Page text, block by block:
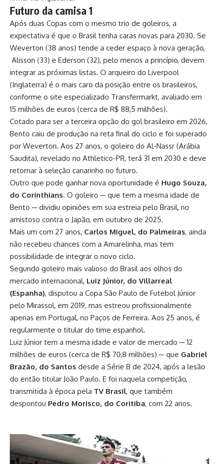
Futuro da camisa 1
Após duas Copas com o mesmo trio de goleiros, a
expectativa é que o Brasil tenha caras novas para 2030. Se
Weverton (38 anos) tende a ceder espaço à nova geração,
Alisson (33) e Ederson (32), pelo menos a princípio, devem
integrar as próximas listas. O arqueiro do Liverpool
(Inglaterra) é o mais caro da posição entre os brasileiros,
conforme o site especializado Transfermarkt, avaliado em
15 milhões de euros (cerca de R$ 88,5 milhões).
Cotado para ser a terceira opção do gol brasileiro em 2026,
Bento caiu de produção na reta final do ciclo e foi superado
por Weverton. Aos 27 anos, o goleiro do Al-Nassr (Arábia
Saudita), revelado no Athletico-PR, terá 31 em 2030 e deve
retornar à seleção canarinho no futuro.
Outro que pode ganhar nova oportunidade é Hugo Souza,
do Corinthians. O goleiro ─ que tem a mesma idade de
Bento ─ dividiu opiniões em sua estreia pelo Brasil, no
amistoso contra o Japão, em outubro de 2025.
Mais um com 27 anos, Carlos Miguel, do Palmeiras, ainda
não recebeu chances com a Amarelinha, mas tem
possibilidade de integrar o novo ciclo.
Segundo goleiro mais valioso do Brasil aos olhos do
mercado internacional, Luiz Júnior, do Villarreal
(Espanha), disputou a Copa São Paulo de Futebol Júnior
pelo Mirassol, em 2019, mas estreou profissionalmente
apenas em Portugal, no Paços de Ferreira. Aos 25 anos, é
regularmente o titular do time espanhol.
Luiz Júnior tem a mesma idade e valor de mercado ─ 12
milhões de euros (cerca de R$ 70,8 milhões) ─ que Gabriel
Brazão, do Santos desde a Série B de 2024, após a lesão
do então titular João Paulo. E foi naquela competição,
transmitida à época pela TV Brasil, que também
despontou Pedro Morisco, do Coritiba, com 22 anos.